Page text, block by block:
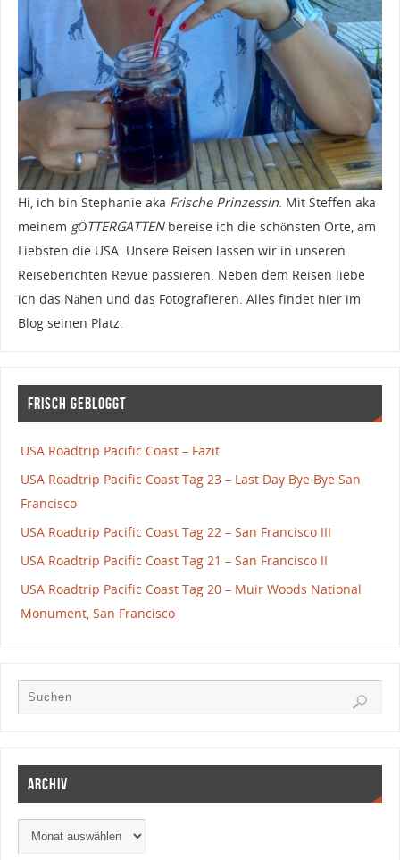
Hi, ich bin Stephanie aka Frische Prinzessin. Mit Steffen aka
meinem gÖTTERGATTENbereise ich die schönsten Orte, am
Liebsten die USA. Unsere Reisen lassen wir in unseren
Reiseberichten Revue passieren. Neben dem Reisen liebe
ich das Nähen und das Fotografieren. Alles findet hier im
Blog seinen Platz.
Frisch gebloggt
USA Roadtrip Pacific Coast – Fazit
USA Roadtrip Pacific Coast Tag 23 – Last Day Bye Bye San
Francisco
USA Roadtrip Pacific Coast Tag 22 – San Francisco III
USA Roadtrip Pacific Coast Tag 21 – San Francisco II
USA Roadtrip Pacific Coast Tag 20 – Muir Woods National
Monument, San Francisco
Archiv